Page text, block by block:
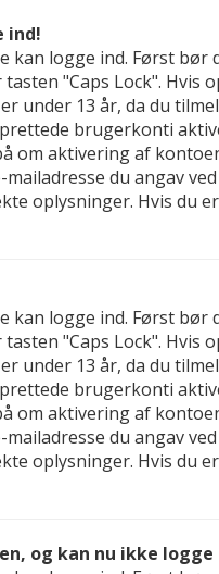
ind!
logge ind. Først
"Caps Lock". Hvis
under 13 år, da du
brugerkonti
aktivering af
mailadresse du angav
oplysninger. Hvis du
logge ind. Først
"Caps Lock". Hvis
under 13 år, da du
brugerkonti
aktivering af
mailadresse du angav
oplysninger. Hvis du
og kan nu ikke